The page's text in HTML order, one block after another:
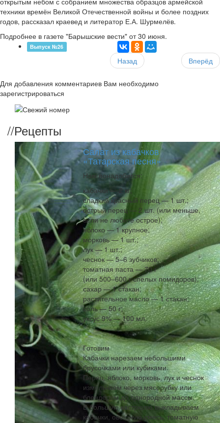
техники времён Великой Отечественной войны и более поздних
годов, рассказал краевед и литератор Е.А. Шурмелёв.
Подробнее в газете "Барышские вести" от 30 июня.
Выпуск №26
Назад Вперёд
Для добавления комментариев Вам необходимо
зарегистрироваться
//Рецепты
Салат из кабачков
«Татарская песня»
Нам понадобится:
кабачки — 2 кг;
сладкий красный перец — 1 шт.;
острый перец — 2 шт. (или меньше,
если не любите острое);
яблоко — 1 крупное;
морковь — 1 шт.;
лук — 1 шт.;
чеснок — 5–6 зубчиков;
томатная паста — 70 г
(или 500–600 г спелых помидоров);
сахар — 1 стакан;
растительное масло — 1 стакан;
соль — 50 г;
уксус 9% — 100 мл.
Готовим
Кабачки нарезаем небольшими
брусочками или кубиками.
Перец, яблоко, морковь, лук и чеснок
измельчаем через мясорубку или
блендером до однородной массы.
В большую кастрюлю выкладываем
кабачки, овощную смесь, томатную